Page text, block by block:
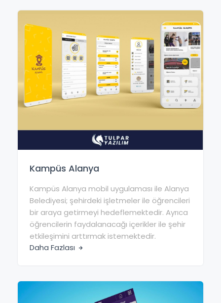
Kampüs Alanya
Kampüs Alanya mobil uygulaması ile Alanya
Belediyesi; şehirdeki işletmeler ile öğrencileri
bir araya getirmeyi hedeflemektedir. Ayrıca
öğrencilerin faydalanacağı içerikler ile şehir
etkileşimini arttırmak istemektedir.
Daha Fazlası